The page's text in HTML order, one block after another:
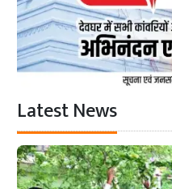
Latest News